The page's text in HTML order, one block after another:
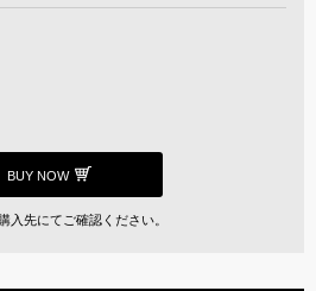
BUY NOW
入先にてご確認ください。